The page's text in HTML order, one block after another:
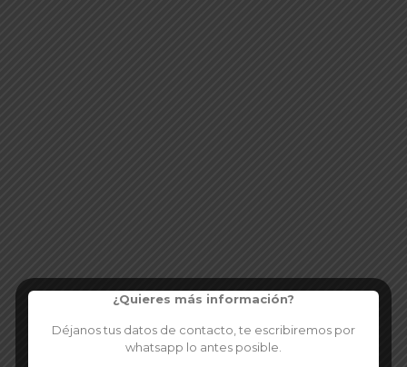
¿Quieres más información?
Déjanos tus datos de contacto, te escribiremos por
whatsapp lo antes posible.